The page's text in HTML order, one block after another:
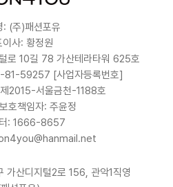
: (주)패션포유
이사: 황정원
로 10길 78 가산테라타워 625호
81-59257 [사업자등록번호]
2015-서울금천-1188호
호책임자: 주윤정
: 1666-8657
가산디지털2로 156, 관악1직영